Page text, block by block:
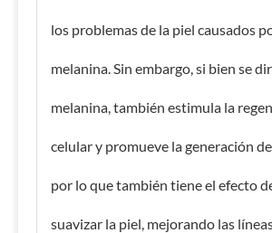
los problemas de la piel causados
melanina. Sin embargo, si bien se
melanina, también estimula la
celular y promueve la generación
por lo que también tiene el efecto
suavizar la piel, mejorando las